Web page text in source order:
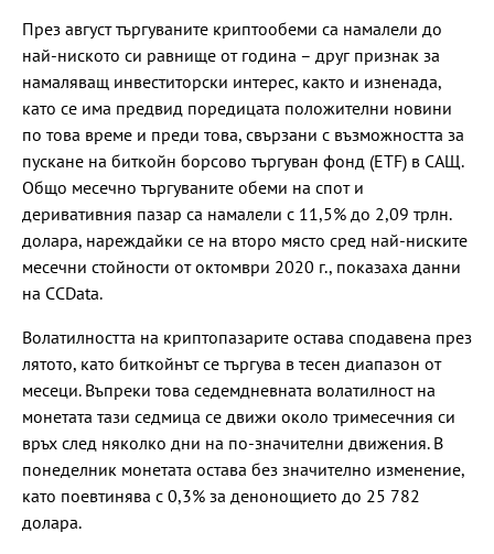
През август търгуваните криптообеми са намалели до
най-ниското си равнище от година – друг признак за
намаляващ инвеститорски интерес, както и изненада,
като се има предвид поредицата положителни новини
по това време и преди това, свързани с възможността за
пускане на биткойн борсово търгуван фонд (ETF) в САЩ.
Общо месечно търгуваните обеми на спот и
деривативния пазар са намалели с 11,5% до 2,09 трлн.
долара, нареждайки се на второ място сред най-ниските
месечни стойности от октомври 2020 г., показаха данни
на CCData.
Волатилността на криптопазарите остава сподавена през
лятото, като биткойнът се търгува в тесен диапазон от
месеци. Въпреки това седемдневната волатилност на
монетата тази седмица се движи около тримесечния си
връх след няколко дни на по-значителни движения. В
понеделник монетата остава без значително изменение,
като поевтинява с 0,3% за денонощието до 25 782
долара.